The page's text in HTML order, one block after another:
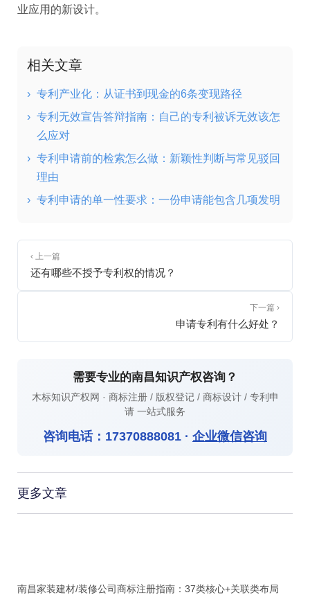
业应用的新设计。
相关文章
› 专利产业化：从证书到现金的6条变现路径
› 专利无效宣告答辩指南：自己的专利被诉无效该怎
么应对
› 专利申请前的检索怎么做：新颖性判断与常见驳回
理由
› 专利申请的单一性要求：一份申请能包含几项发明
‹ 上一篇
还有哪些不授予专利权的情况？
下一篇 ›
申请专利有什么好处？
需要专业的南昌知识产权咨询？
木标知识产权网 · 商标注册 / 版权登记 / 商标设计 / 专利申
请 一站式服务
咨询电话： 17370888081 · 企业微信咨询
更多文章
南昌家装建材/装修公司商标注册指南：37类核心+关联类布局